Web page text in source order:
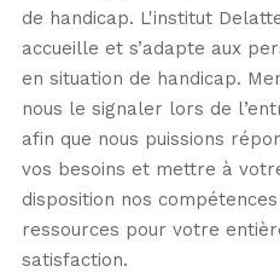
de handicap. L'institut
accueille et s’adapte aux
en situation de handicap.
nous le signaler lors de
afin que nous puissions
vos besoins et mettre à
disposition nos
ressources pour votre
satisfaction.